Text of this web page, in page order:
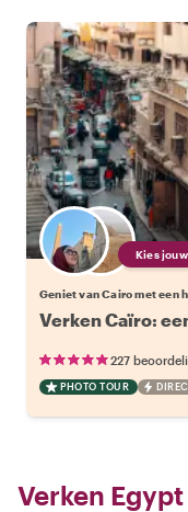
Kies
Geniet van Cairo met een
Verken Caïro:
227
PHOTO TOUR
Verken